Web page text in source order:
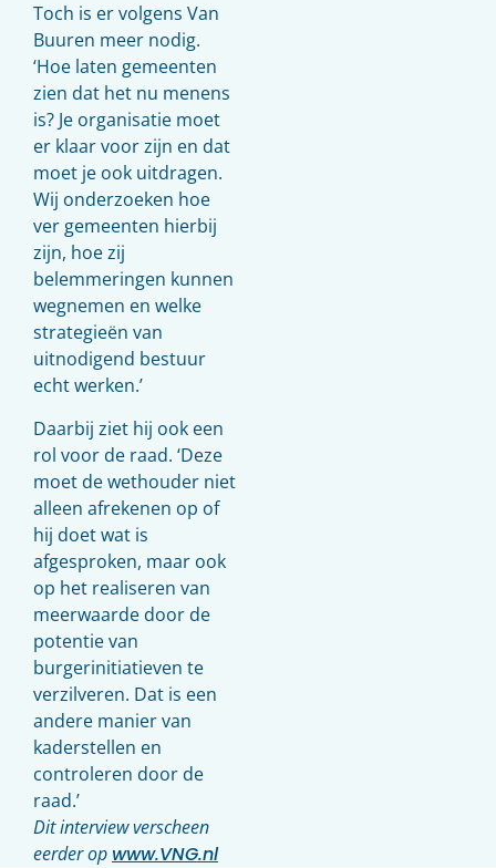
Toch is er volgens Van
Buuren meer nodig.
‘Hoe laten gemeenten
zien dat het nu menens
is? Je organisatie moet
er klaar voor zijn en dat
moet je ook uitdragen.
Wij onderzoeken hoe
ver gemeenten hierbij
zijn, hoe zij
belemmeringen kunnen
wegnemen en welke
strategieën van
uitnodigend bestuur
echt werken.’
Daarbij ziet hij ook een
rol voor de raad. ‘Deze
moet de wethouder niet
alleen afrekenen op of
hij doet wat is
afgesproken, maar ook
op het realiseren van
meerwaarde door de
potentie van
burgerinitiatieven te
verzilveren. Dat is een
andere manier van
kaderstellen en
controleren door de
raad.’
Dit interview verscheen
eerder op www.VNG.nl